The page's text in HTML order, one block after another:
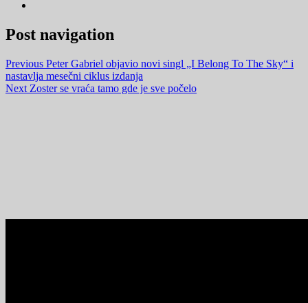
Post navigation
Previous Peter Gabriel objavio novi singl „I Belong To The Sky“ i
nastavlja mesečni ciklus izdanja
Next Zoster se vraća tamo gde je sve počelo